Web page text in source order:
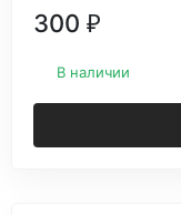
300 ₽
В наличии